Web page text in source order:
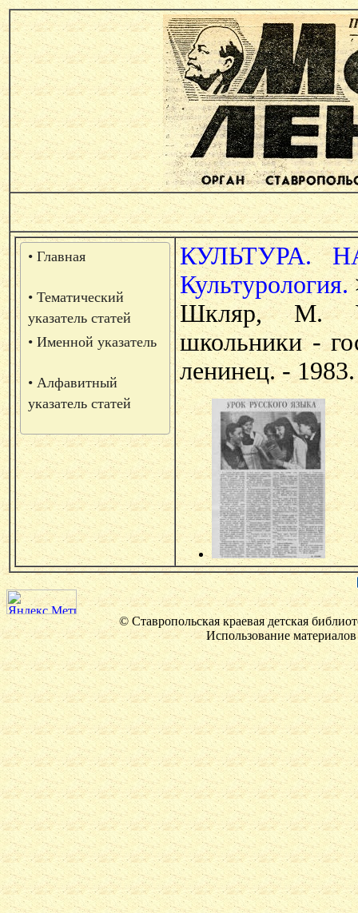
• Главная
• Тематический
указатель статей
• Именной указатель
• Алфавитный
указатель статей
КУЛЬТУРА.
Культурология.
Шкляр, М.
школьники -
ленинец. -
© Ставропольская краевая детская
Использование